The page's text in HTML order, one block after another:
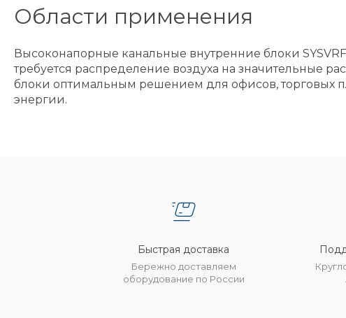
Области применения
Высоконапорные канальные внутренние блоки
требуется распределение воздуха на значительные
блоки оптимальным решением для офисов, торговых
энергии.
Быстрая доставка
Бережно доставляем
оборудование по России